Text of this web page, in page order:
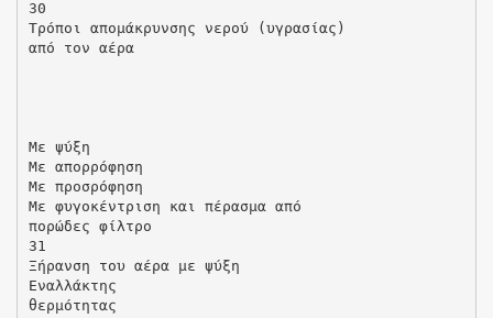
30
Τρόποι αποµάκρυνσης νερού (υγρασίας)
από τον αέρα
Με ψύξη
Με απορρόφηση
Με προσρόφηση
Με φυγοκέντριση και πέρασµα από
πορώδες φίλτρο
31
Ξήρανση του αέρα µε ψύξη
Εναλλάκτης
θερµότητας